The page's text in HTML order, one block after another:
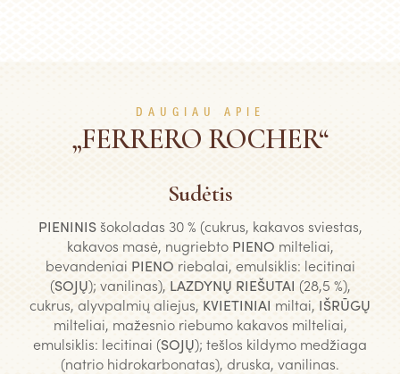
DAUGIAU APIE
„FERRERO ROCHER“
Sudėtis
PIENINISšokoladas 30 % (cukrus, kakavos sviestas,
kakavos masė, nugriebto PIENO milteliai,
bevandeniai PIENO riebalai, emulsiklis: lecitinai
(SOJŲ); vanilinas), LAZDYNŲ RIEŠUTAI (28,5 %),
cukrus, alyvpalmių aliejus, KVIETINIAI miltai, IŠRŪGŲ
milteliai, mažesnio riebumo kakavos milteliai,
emulsiklis: lecitinai (SOJŲ); tešlos kildymo medžiaga
(natrio hidrokarbonatas), druska, vanilinas.